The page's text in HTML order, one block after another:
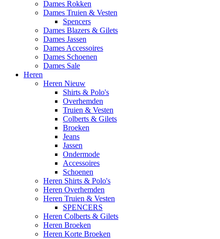
Dames Rokken
Dames Truien & Vesten
Spencers
Dames Blazers & Gilets
Dames Jassen
Dames Accessoires
Dames Schoenen
Dames Sale
Heren
Heren Nieuw
Shirts & Polo's
Overhemden
Truien & Vesten
Colberts & Gilets
Broeken
Jeans
Jassen
Ondermode
Accessoires
Schoenen
Heren Shirts & Polo's
Heren Overhemden
Heren Truien & Vesten
SPENCERS
Heren Colberts & Gilets
Heren Broeken
Heren Korte Broeken